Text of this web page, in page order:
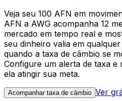
Veja seu 100 AFN em
AFN a AWG acompanha 12
mercado em tempo real e
seu dinheiro valia em
quando a taxa de câmbio se
Configure um alerta de taxa e
ela atingir sua meta.
Acompanhar taxa de câmbio Ver